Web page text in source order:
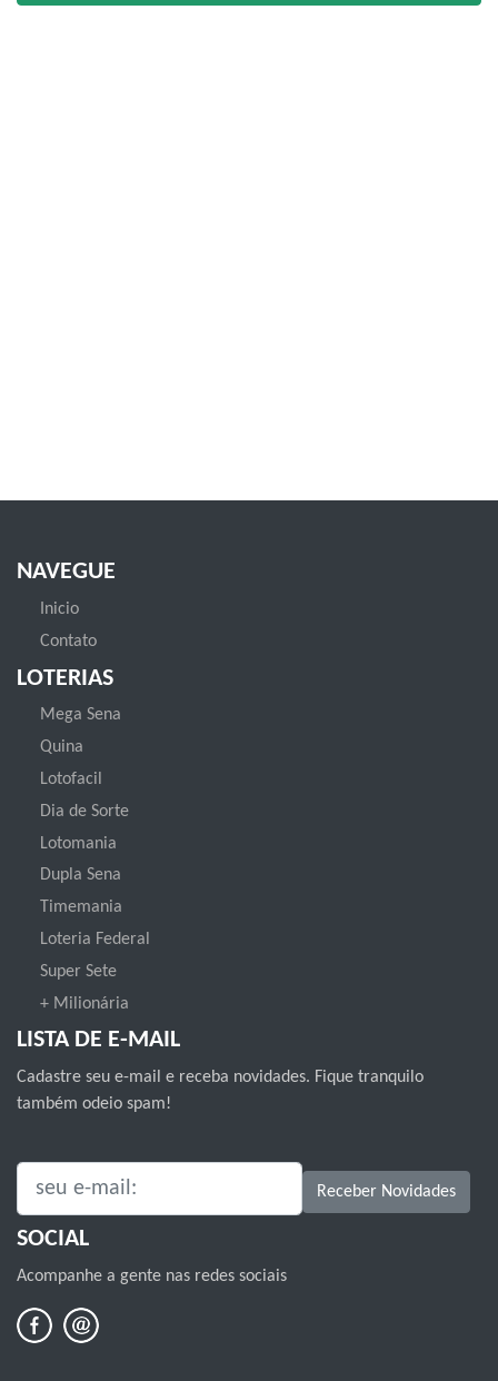
NAVEGUE
Inicio
Contato
LOTERIAS
Mega Sena
Quina
Lotofacil
Dia de Sorte
Lotomania
Dupla Sena
Timemania
Loteria Federal
Super Sete
+ Milionária
LISTA DE E-MAIL
Cadastre seu e-mail e receba novidades. Fique tranquilo
também odeio spam!
SEU E-MAIL: Receber Novidades
SOCIAL
Acompanhe a gente nas redes sociais